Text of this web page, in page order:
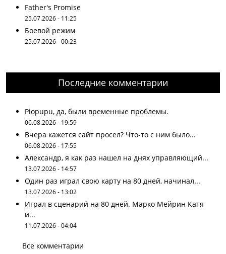
Father's Promise
25.07.2026 - 11:25
Боевой режим
25.07.2026 - 00:23
Последние комментарии
Piopupu, да, были временные проблемы.
06.08.2026 - 19:59
Вчера кажется сайт просел? Что-то с ним было...
06.08.2026 - 17:55
Александр, я как раз нашел на днях управляющий...
13.07.2026 - 14:57
Один раз играл свою карту на 80 дней, начинал...
13.07.2026 - 13:02
Играл в сценарий на 80 дней. Марко Мейрин Катя
и...
11.07.2026 - 04:04
Все комментарии